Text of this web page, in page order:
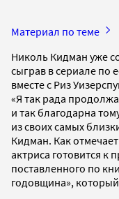
Материал по теме
Николь Кидман уже
сыграв в сериале по
вместе с Риз
«Я так рада
и так благодарна
из своих самых
Кидман. Как
актриса готовится к
поставленного по
годовщина»,